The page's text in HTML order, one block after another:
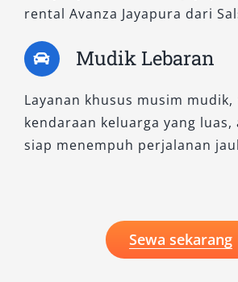
Pilih Avanza yang
Kebutuhan Anda
Setiap tipe Avanza yang kami
secara berkala untuk
prima, mulai dari mesin hingga
Dengan layanan rental mobil
tanpa kompromi pada kualitas.
sewa fleksibel—harian, bulanan,
rental Avanza Jayapura dari
Mudik Lebaran
Layanan khusus musim
kendaraan keluarga yang luas,
siap menempuh perjalanan
Sewa sekarang